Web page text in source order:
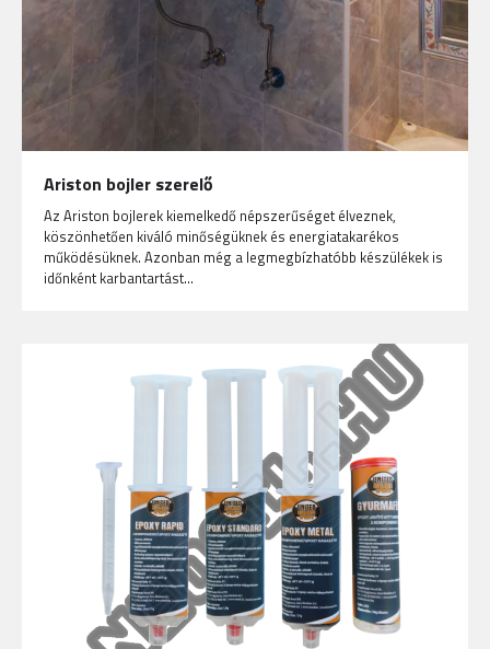
Ariston bojler szerelő
Az Ariston bojlerek kiemelkedő népszerűséget élveznek,
köszönhetően kiváló minőségüknek és energiatakarékos
működésüknek. Azonban még a legmegbízhatóbb készülékek is
időnként karbantartást…